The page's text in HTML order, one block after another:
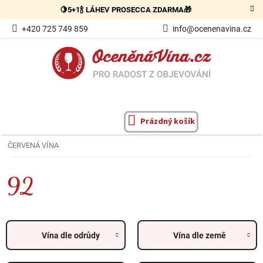
obsah
🍋5+1🍾 LÁHEV PROSECCA ZDARMA🎁
+420 725 749 859 info@ocenenavina.cz
NÁKUPNÍ
Prázdný košík
ČERVENÁ VÍNA
92
Vína dle odrůdy Vína dle země